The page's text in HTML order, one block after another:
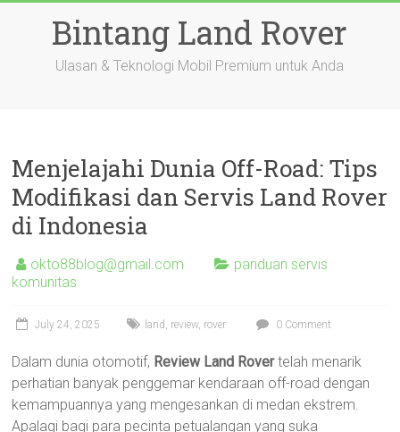
Bintang Land Rover
Ulasan & Teknologi Mobil Premium untuk Anda
Menjelajahi Dunia Off-Road: Tips
Modifikasi dan Servis Land Rover
di Indonesia
okto88blog@gmail.com
panduan servis
komunitas
July 24, 2025 land , review, rover 0 Comment
Dalam dunia otomotif, Review Land Rovertelah menarik
perhatian banyak penggemar kendaraan off-road dengan
kemampuannya yang mengesankan di medan ekstrem.
Apalagi bagi para pecinta petualangan yang suka